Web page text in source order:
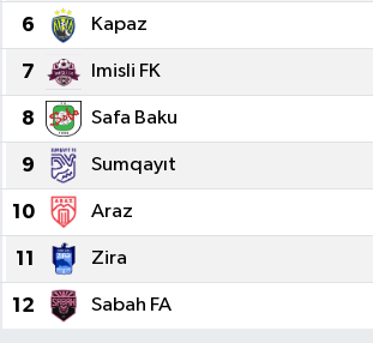
6 Kapaz
7 Imisli FK
8 Safa Baku
9 Sumqayıt
10 Araz
11 Zira
12 Sabah FA
Gündem
Hava Durumu
İlan
Kültür Sanat
Magazin